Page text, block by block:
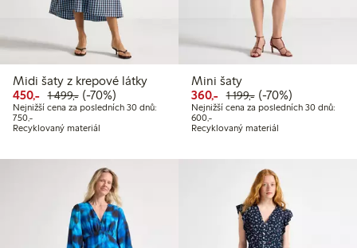
Midi šaty z krepové látky
450,- Snížená cena: 450,00 Kč
1 499,-Běžná cena: 1 499,00 Kč
70% sleva
(-70%)
Nejnižší cena za posledních 30 dnů:
750,-Nejnižší cena za posledních 30 dnů: 750,00 Kč
Recyklovaný materiál
Mini šaty
360,- Snížená cena: 360,00 Kč
1 199,-Běžná cena: 1
70% sleva
(-70%)
Nejnižší cena za posledních 30 dnů:
600,-Nejnižší cena za posledních 30
Recyklovaný materiál